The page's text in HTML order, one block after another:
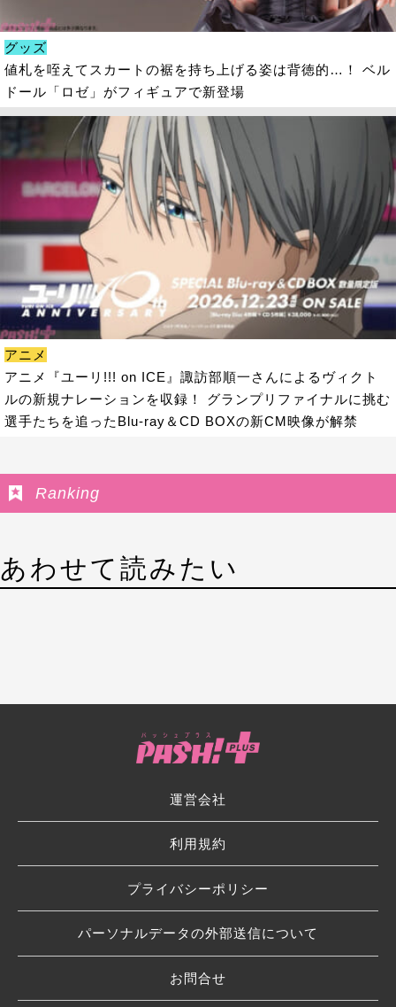
グッズ
値札を咥えてスカートの裾を持ち上げる姿は背徳的…！ ベル
ドール「ロゼ」がフィギュアで新登場
アニメ
アニメ『ユーリ!!! on ICE』諏訪部順一さんによるヴィクト
ルの新規ナレーションを収録！ グランプリファイナルに挑む
選手たちを追ったBlu-ray＆CD BOXの新CM映像が解禁
Ranking
あわせて読みたい
運営会社
利用規約
プライバシーポリシー
パーソナルデータの外部送信について
お問合せ